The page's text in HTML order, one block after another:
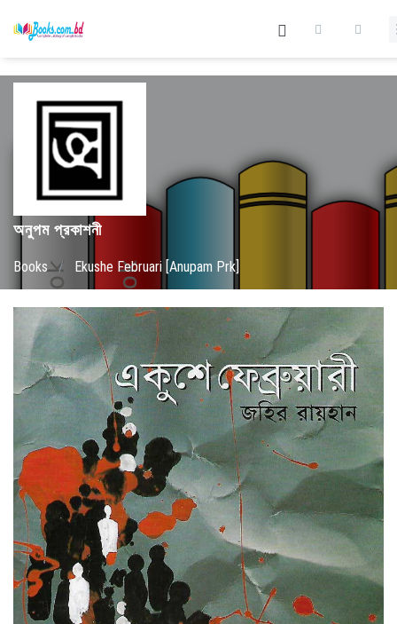
অনুপম প্রকাশনী
Books / Ekushe Februari [Anupam Prk]